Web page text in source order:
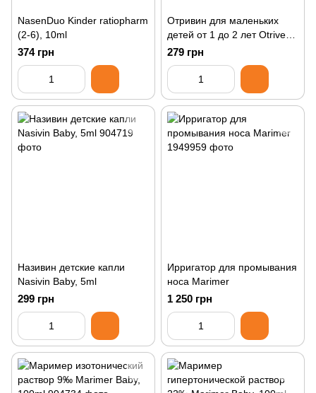
NasenDuo Kinder ratiopharm
(2-6), 10ml
374 грн
Отривин для маленьких
детей от 1 до 2 лет Otriven
0,025%, 10ml
279 грн
Називин детские капли
Nasivin Baby, 5ml
299 грн
Ирригатор для промывания
носа Marimer
1 250 грн